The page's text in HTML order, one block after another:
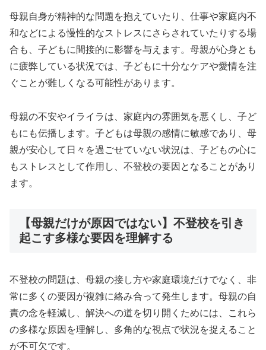
母親自身が精神的な問題を抱えていたり、仕事や家庭内不
和などによる慢性的なストレスにさらされていたりする場
合も、子どもに間接的に影響を与えます。母親が心身とも
に疲弊している状況では、子どもに十分なケアや愛情を注
ぐことが難しくなる可能性があります。
母親の不安やイライラは、家庭内の雰囲気を悪くし、子ど
もにも伝播します。子どもは母親の感情に敏感であり、母
親が安心して日々を過ごせていない状況は、子どもの心に
もストレスとして作用し、不登校の要因となることがあり
ます。
【母親だけが原因ではない】不登校を引き
起こす多様な要因を理解する
不登校の問題は、母親の接し方や家庭環境だけでなく、非
常に多くの要因が複雑に絡み合って発生します。母親の自
責の念を軽減し、解決への道を切り開くためには、これら
の多様な原因を理解し、多角的な視点で状況を捉えること
が不可欠です。